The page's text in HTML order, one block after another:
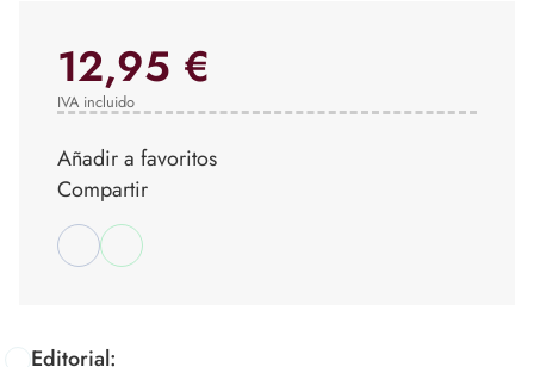
Editorial:
12,95 €
IVA incluido
Añadir a favoritos
Compartir